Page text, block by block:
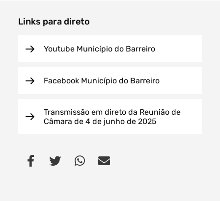
Links para direto
Youtube Município do Barreiro
Facebook Município do Barreiro
Transmissão em direto da Reunião de
Câmara de 4 de junho de 2025